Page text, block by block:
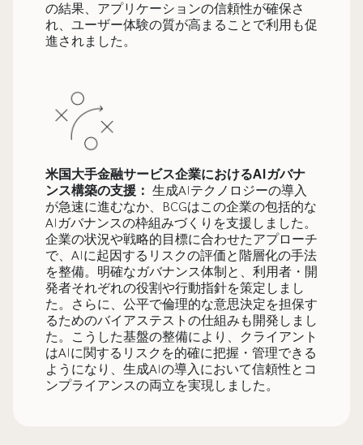
の結果、アプリケーションの信頼性が確保さ
れ、ユーザー体験の質が高まることで利用も促
進されました。
米国大手金融サービス企業におけるAIガバナ
ンス構築の支援： 生成AIテクノロジーの導入
が急速に進むなか、BCGはこの企業の包括的な
AIガバナンスの枠組みづくりを支援しました。
企業の状況や戦略的目標に合わせたアプローチ
で、AIに起因するリスクの評価と階層化の手法
を整備。明確なガバナンス体制と、利用者・開
発者それぞれの役割や行動指針を策定しまし
た。さらに、公平で倫理的な意思決定を担保す
るためのバイアステストの仕組みも開発しまし
た。こうした基盤の整備により、クライアント
はAIに関するリスクを的確に把握・管理できる
ようになり、生成AIの導入において信頼性とコ
ンプライアンスの両立を実現しました。